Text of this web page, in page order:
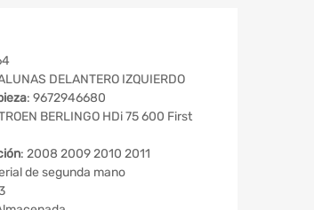
DELANTERO IZQUIERDO
: 9672946680
BERLINGO HDi 75 600 First
: 2008 2009 2010 2011
de segunda mano